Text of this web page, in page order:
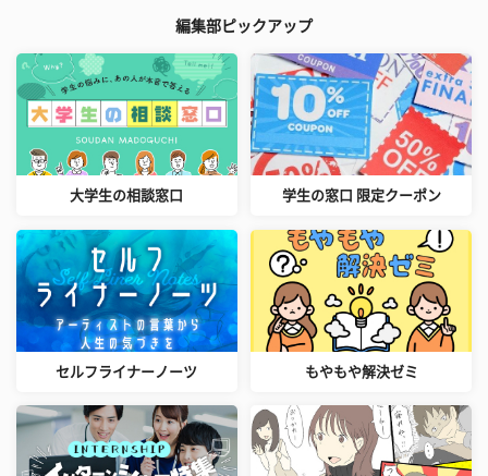
編集部ピックアップ
大学生の相談窓口 学生の窓口 限定クーポン
セルフライナーノーツ もやもや解決ゼミ